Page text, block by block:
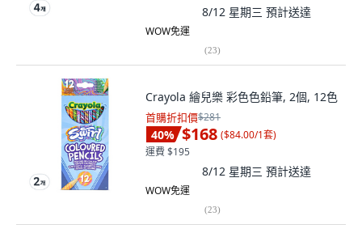
8/12 星期三 預計送達
WOW免運
(23)
Crayola 繪兒樂 彩色色鉛筆, 2個, 12色
首購折扣價$281
40% $168 ($84.00/1套)
運費 $195
8/12 星期三 預計送達
WOW免運
(23)